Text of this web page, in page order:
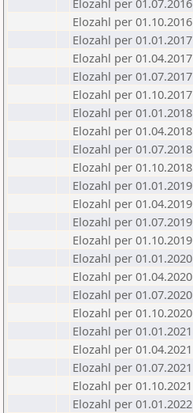
Elozahl per 01.07.2016
Elozahl per 01.10.2016
Elozahl per 01.01.2017
Elozahl per 01.04.2017
Elozahl per 01.07.2017
Elozahl per 01.10.2017
Elozahl per 01.01.2018
Elozahl per 01.04.2018
Elozahl per 01.07.2018
Elozahl per 01.10.2018
Elozahl per 01.01.2019
Elozahl per 01.04.2019
Elozahl per 01.07.2019
Elozahl per 01.10.2019
Elozahl per 01.01.2020
Elozahl per 01.04.2020
Elozahl per 01.07.2020
Elozahl per 01.10.2020
Elozahl per 01.01.2021
Elozahl per 01.04.2021
Elozahl per 01.07.2021
Elozahl per 01.10.2021
Elozahl per 01.01.2022